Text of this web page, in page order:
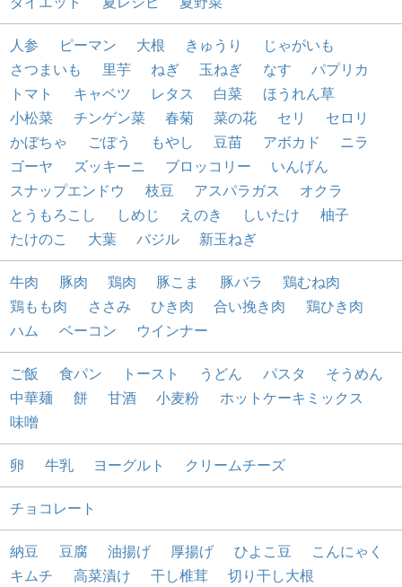
人参 ピーマン 大根 きゅうり
じゃがいも
さつまいも
里芋 ねぎ 玉ねぎ なす
パプリカ
トマト
キャベツ レタス 白菜
ほうれん草
小松菜
チンゲン菜 春菊 菜の花 セリ
セロリ
かぼちゃ
ごぼう もやし 豆苗 アボカド
ニラ
ゴーヤ
ズッキーニ ブロッコリー
いんげん
スナップエンドウ
枝豆 アスパラガス
オクラ
とうもろこし
しめじ えのき しいたけ
柚子
たけのこ
大葉 バジル 新玉ねぎ
牛肉 豚肉 鶏肉 豚こま 豚バラ
鶏むね肉
鶏もも肉
ささみ ひき肉 合い挽き肉
鶏ひき肉
ハム
ベーコン ウインナー
ご飯 食パン トースト うどん パスタ
そうめん
中華麺
餅 甘酒 小麦粉
ホットケーキミックス
味噌
卵 牛乳 ヨーグルト クリームチーズ
チョコレート
納豆 豆腐 油揚げ 厚揚げ ひよこ豆
こんにゃく
キムチ
高菜漬け 干し椎茸 切り干し大根